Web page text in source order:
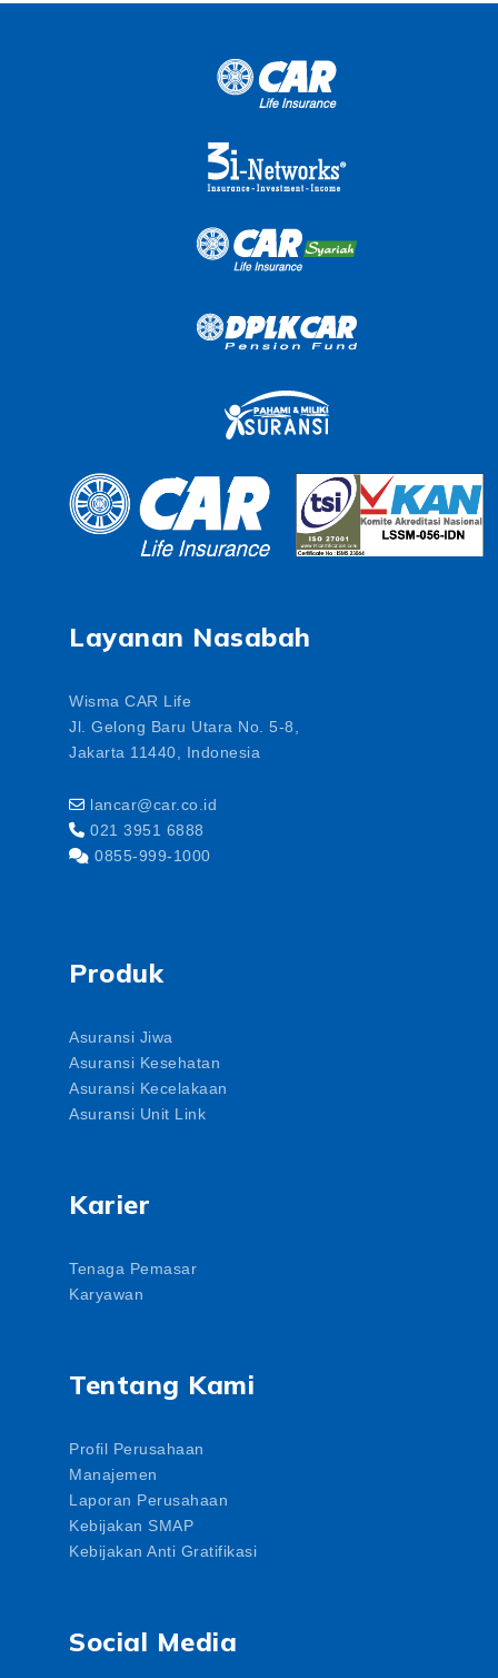
Layanan Nasabah
Wisma CAR Life
Jl. Gelong Baru Utara No. 5-8,
Jakarta 11440, Indonesia
lancar@car.co.id
021 3951 6888
0855-999-1000
Produk
Asuransi Jiwa
Asuransi Kesehatan
Asuransi Kecelakaan
Asuransi Unit Link
Karier
Tenaga Pemasar
Karyawan
Tentang Kami
Profil Perusahaan
Manajemen
Laporan Perusahaan
Kebijakan SMAP
Kebijakan Anti Gratifikasi
Social Media